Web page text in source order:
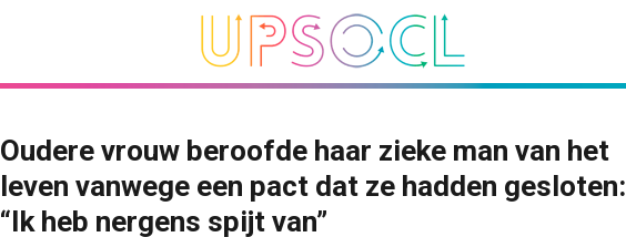
Oudere vrouw beroofde haar zieke man van het
leven vanwege een pact dat ze hadden gesloten:
“Ik heb nergens spijt van”